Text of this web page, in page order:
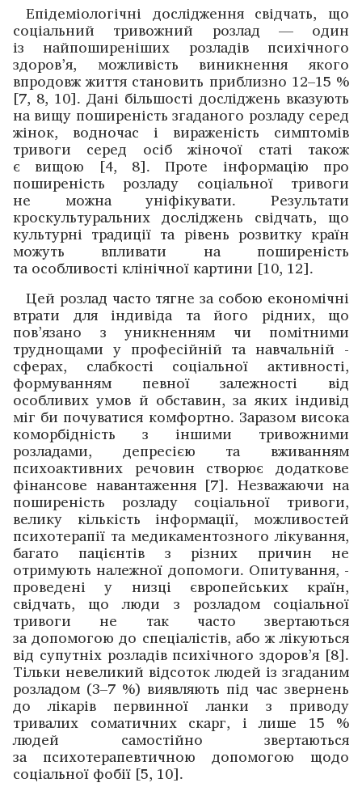
Епідеміологічні дослідження свідчать, що
соціальний тривожний розлад — один
із найпоширеніших розладів психічного
здоров’я, можливість виникнення якого
впродовж життя становить приблизно 12–15 %
[7, 8, 10]. Дані більшості досліджень вказують
на вищу поширеність ­згаданого розладу серед
жінок, водночас і вираженість симптомів
тривоги серед осіб жіночої статі також
є вищою [4, 8]. Проте інформацію про
поширеність розладу соціальної тривоги
не можна уніфікувати. Результати
кроскультуральних досліджень свідчать, що
культурні традиції та рівень розвитку країн
можуть впливати на поширеність
та особливості клінічної картини [10, 12].
Цей розлад часто тягне за собою економічні
втрати для індивіда та його рідних, що
пов’язано з уникненням чи помітними
труднощами у професійній та навчальній ­
сферах, слабкості соціальної активності,
формуванням певної залежності від
особливих умов й обставин, за яких індивід
міг би почуватися комфортно. Заразом висока
коморбідність з іншими тривожними
розладами, депресією та вживанням
психоактивних речовин створює додаткове
фінансове навантаження [7]. Незважаючи на
поширеність розладу соціальної тривоги,
велику кількість інформації, можливостей
психотерапії та медикаментозного ­лікування,
багато пацієнтів з різних причин не
отримують належної допомоги. Опитування, ­
проведені у низці європейських країн,
свідчать, що люди з розладом соці­альної
тривоги не так часто звертаються
за допомогою до спеціалістів, або ж лікуються
від супутніх розладів ­психічного здоров’я [8].
Тільки невеликий відсоток людей із згаданим
розладом (3–7 %) виявляють під час звернень
до лікарів первинної ланки з приводу
тривалих соматичних скарг, і лише 15 %
людей самостійно звертаються
за психотерапевтичною допомогою щодо
соціальної фобії [5, 10].